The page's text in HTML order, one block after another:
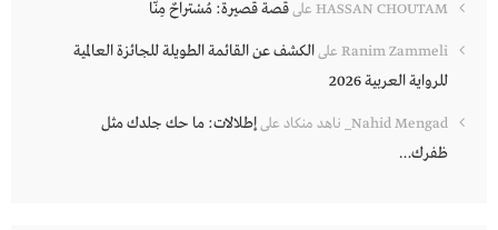
HASSAN CHOUTAM علىقصة قصيرة: مُسْتراحٌ مِنّا
Ranim Zammeli علىالكشف عن القائمة الطويلة للجائزة العالمية
للرواية العربية 2026
Nahid Mengad_ ناهد منكاد علىإطلالات: ما حك جلدك مثل
ظفرك…